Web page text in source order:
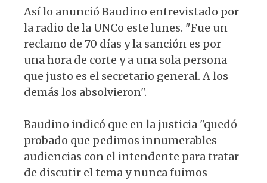
Así lo anunció Baudino entrevistado por
la radio de la UNCo este lunes. "Fue un
reclamo de 70 días y la sanción es por
una hora de corte y a una sola persona
que justo es el secretario general. A los
demás los absolvieron".
Baudino indicó que en la justicia "quedó
probado que pedimos innumerables
audiencias con el intendente para tratar
de discutir el tema y nunca fuimos